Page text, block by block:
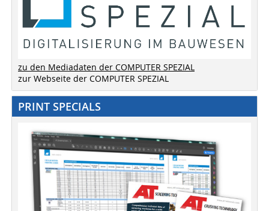
zu den Mediadaten der COMPUTER SPEZIAL
zur Webseite der COMPUTER SPEZIAL
PRINT SPECIALS